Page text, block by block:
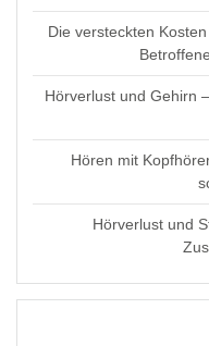
Die versteckten
Hörverlust und Gehirn
Hören mit
Hörverlust und